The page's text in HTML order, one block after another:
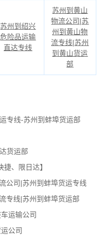
苏州到绍兴
危险品运输
直达专线
苏州到黄山
物流公司|苏
州到黄山物
流专线|苏州
到黄山货运
部
专线-苏州到蚌埠货运部
货运部
、限日达】
公司|苏州到蚌埠货运专线
专线|苏州到蚌埠货运部
运输公司
公司